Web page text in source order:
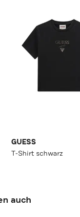
GUESS
T-Shirt schwarz
auch